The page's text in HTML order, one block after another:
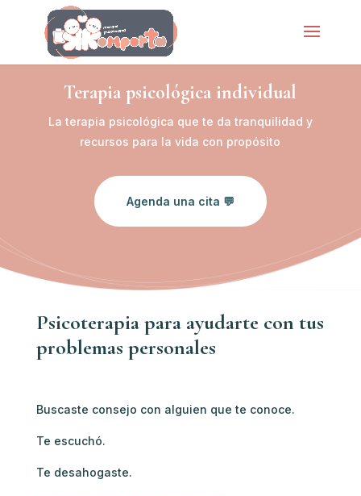
Terapia psicológica individual
La terapia psicológica que te da tranquilidad y
recursos para la vida con propósito
Agenda una cita 💬
Psicoterapia para ayudarte con tus
problemas personales
Buscaste consejo con alguien que te conoce.
Te escuchó.
Te desahogaste.